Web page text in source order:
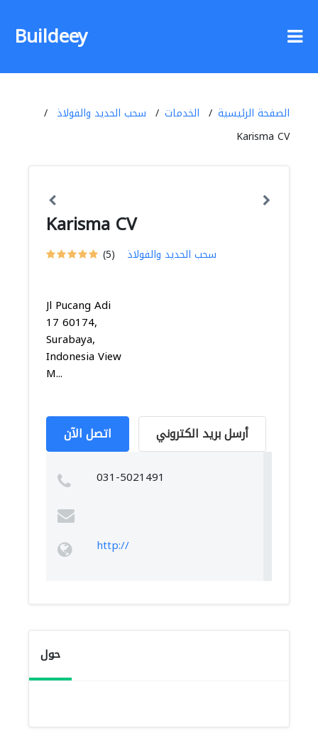
Buildeey
الصفحة الرئيسية الخدمات
سحب الحديد والفولاذ
Karisma CV
Karisma CV
(5) سحب الحديد والفولاذ
Jl Pucang Adi
17 60174,
Surabaya,
Indonesia View
M...
اتصل الآن أرسل بريد الكتروني
031-5021491
http://
حول